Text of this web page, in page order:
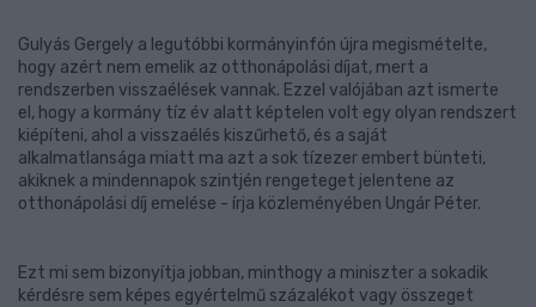
Gulyás Gergely a legutóbbi kormányinfón újra megismételte,
hogy azért nem emelik az otthonápolási díjat, mert a
rendszerben visszaélések vannak. Ezzel valójában azt ismerte
el, hogy a kormány tíz év alatt képtelen volt egy olyan rendszert
kiépíteni, ahol a visszaélés kiszűrhető, és a saját
alkalmatlansága miatt ma azt a sok tízezer embert bünteti,
akiknek a mindennapok szintjén rengeteget jelentene az
otthonápolási díj emelése - írja közleményében Ungár Péter.
Ezt mi sem bizonyítja jobban, minthogy a miniszter a sokadik
kérdésre sem képes egyértelmű százalékot vagy összeget